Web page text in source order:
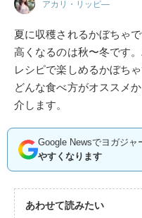
アカリ・リッピ―
夏に収穫されるかぼちゃ
高くなるのは秋〜冬です
レシピで楽しめるかぼちゃ
どんな食べ方がオススメ
介します。
Google Newsでヨガジャ
やすくなります
あわせて読みたい